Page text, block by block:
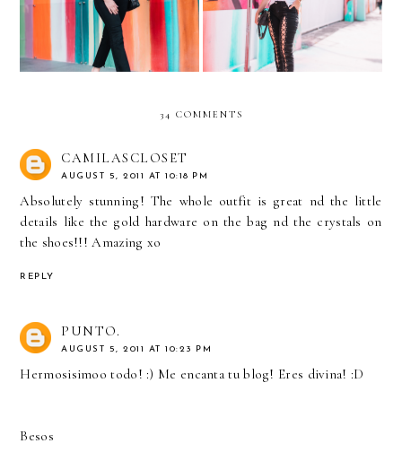
34 COMMENTS
CAMILASCLOSET
AUGUST 5, 2011 AT 10:18 PM
Absolutely stunning! The whole outfit is great nd the little
details like the gold hardware on the bag nd the crystals on
the shoes!!! Amazing xo
REPLY
PUNTO.
AUGUST 5, 2011 AT 10:23 PM
Hermosisimoo todo! :) Me encanta tu blog! Eres divina! :D
Besos